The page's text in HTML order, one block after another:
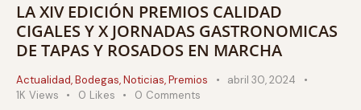
LA XIV EDICIÓN PREMIOS CALIDAD
CIGALES Y X JORNADAS GASTRONOMICAS
DE TAPAS Y ROSADOS EN MARCHA
Actualidad,Bodegas,Noticias,Premios
abril 30, 2024
1K Views 0 Likes 0 Comments